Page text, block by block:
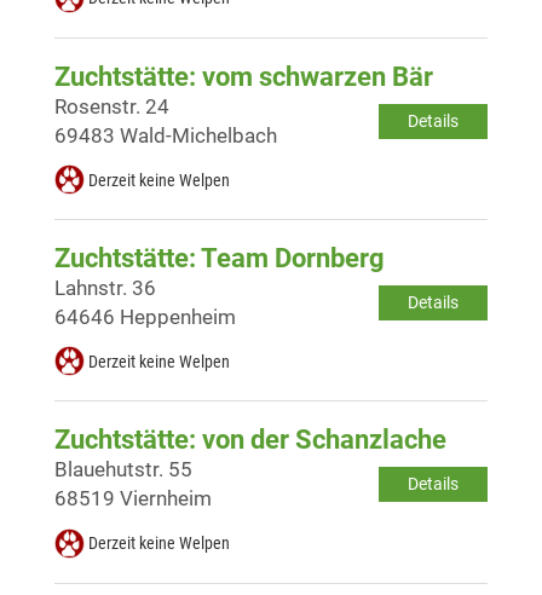
Zuchtstätte: vom schwarzen Bär
Details
Rosenstr. 24
69483 Wald-Michelbach
Derzeit keine Welpen
Zuchtstätte: Team Dornberg
Details
Lahnstr. 36
64646 Heppenheim
Derzeit keine Welpen
Zuchtstätte: von der Schanzlache
Details
Blauehutstr. 55
68519 Viernheim
Derzeit keine Welpen